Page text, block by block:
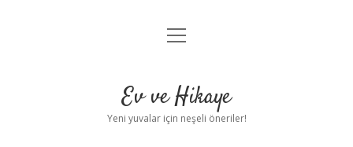
Anasayfa
Yasal Uyarı
menüyü
Ev ve Hikaye
Yeni yuvalar için neşeli öneriler!